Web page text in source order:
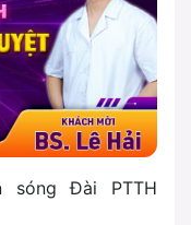
sóng Đài PTTH